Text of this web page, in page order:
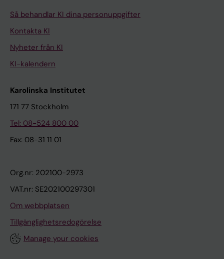
Så behandlar KI dina personuppgifter
Kontakta KI
Nyheter från KI
KI-kalendern
Karolinska Institutet
171 77 Stockholm
Tel: 08-524 800 00
Fax: 08-31 11 01
Org.nr: 202100-2973
VAT.nr: SE202100297301
Om webbplatsen
Tillgänglighetsredogörelse
Manage your cookies